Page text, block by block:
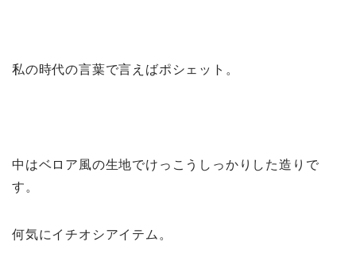
私の時代の言葉で言えばポシェット。
中はベロア風の生地でけっこうしっかりした造りで
す。
何気にイチオシアイテム。